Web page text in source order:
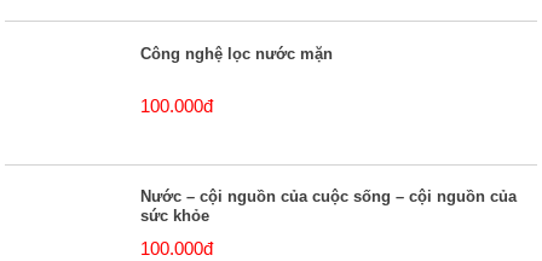
Công nghệ lọc nước mặn
100.000đ
Nước – cội nguồn của cuộc sống – cội nguồn của
sức khỏe
100.000đ